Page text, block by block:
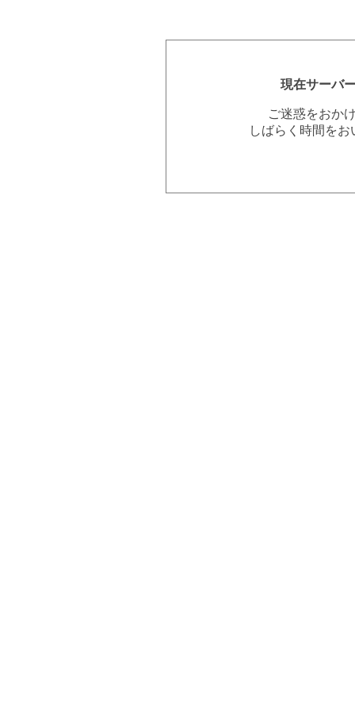
現在サーバ
ご迷惑をおか
しばらく時間を